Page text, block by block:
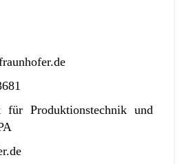
für Produktionstechnik und